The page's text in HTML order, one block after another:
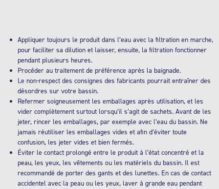
Appliquer toujours le produit dans l’eau avec la filtration en marche,
pour faciliter sa dilution et laisser, ensuite, la filtration fonctionner
pendant plusieurs heures.
Procéder au traitement de préférence après la baignade.
Le non-respect des consignes des fabricants pourrait entraîner des
désordres sur votre bassin.
Refermer soigneusement les emballages après utilisation, et les
vider complètement surtout lorsqu’il s’agit de sachets. Avant de les
jeter, rincer les emballages, par exemple avec l’eau du bassin. Ne
jamais réutiliser les emballages vides et afin d’éviter toute
confusion, les jeter vides et bien fermés.
Éviter le contact prolongé entre le produit à l’état concentré et la
peau, les yeux, les vêtements ou les matériels du bassin. Il est
recommandé de porter des gants et des lunettes. En cas de contact
accidentel avec la peau ou les yeux, laver à grande eau pendant